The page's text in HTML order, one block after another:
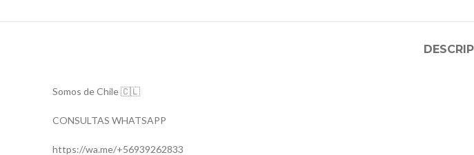
Somos de Chile 🇨🇱
CONSULTAS WHATSAPP
https://wa.me/+56939262833